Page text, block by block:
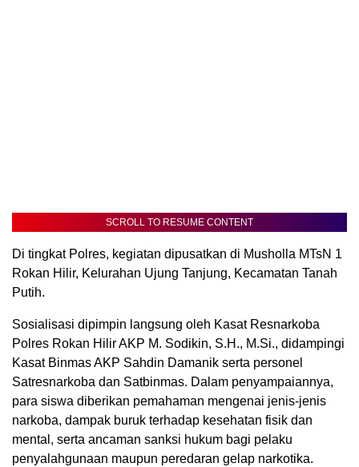
SCROLL TO RESUME CONTENT
Di tingkat Polres, kegiatan dipusatkan di Musholla MTsN 1
Rokan Hilir, Kelurahan Ujung Tanjung, Kecamatan Tanah
Putih.
Sosialisasi dipimpin langsung oleh Kasat Resnarkoba
Polres Rokan Hilir AKP M. Sodikin, S.H., M.Si., didampingi
Kasat Binmas AKP Sahdin Damanik serta personel
Satresnarkoba dan Satbinmas. Dalam penyampaiannya,
para siswa diberikan pemahaman mengenai jenis-jenis
narkoba, dampak buruk terhadap kesehatan fisik dan
mental, serta ancaman sanksi hukum bagi pelaku
penyalahgunaan maupun peredaran gelap narkotika.